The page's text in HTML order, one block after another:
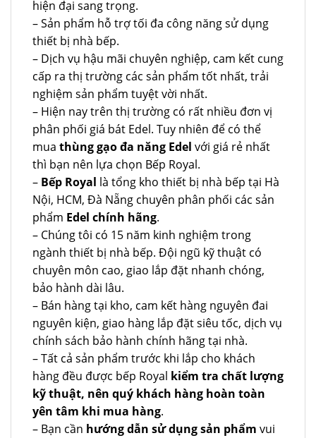
hiện đại sang trọng.
– Sản phẩm hỗ trợ tối đa công năng sử dụng
thiết bị nhà bếp.
– Dịch vụ hậu mãi chuyên nghiệp, cam kết cung
cấp ra thị trường các sản phẩm tốt nhất, trải
nghiệm sản phẩm tuyệt vời nhất.
– Hiện nay trên thị trường có rất nhiều đơn vị
phân phối giá bát Edel. Tuy nhiên để có thể
mua thùng gạo đa năng Edel với giá rẻ nhất
thì bạn nên lựa chọn Bếp Royal.
– Bếp Royal là tổng kho thiết bị nhà bếp tại Hà
Nội, HCM, Đà Nẵng chuyên phân phối các sản
phẩm Edel chính hãng.
– Chúng tôi có 15 năm kinh nghiệm trong
ngành thiết bị nhà bếp. Đội ngũ kỹ thuật có
chuyên môn cao, giao lắp đặt nhanh chóng,
bảo hành dài lâu.
– Bán hàng tại kho, cam kết hàng nguyên đai
nguyên kiện, giao hàng lắp đặt siêu tốc, dịch vụ
chính sách bảo hành chính hãng tại nhà.
– Tất cả sản phẩm trước khi lắp cho khách
hàng đều được bếp Royal kiểm tra chất lượng
kỹ thuật, nên quý khách hàng hoàn toàn
yên tâm khi mua hàng.
– Bạn cần hướng dẫn sử dụng sản phẩm vui